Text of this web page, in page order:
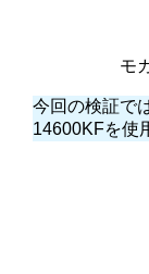
モ
今回の検証で
14600KFを使